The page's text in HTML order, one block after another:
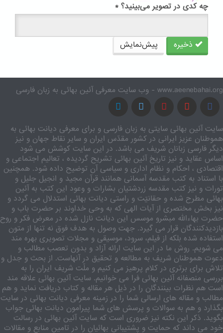
چه کدی در تصویر می‌بینید؟ *
ذخیره پیش‌نمایش
www.aeenebahai.org - وب سایت معرفی آئین بهائی به زبان فارسی
سایت آئین بهائی سایتی به زبان فارسی و برای معرفی دیانت بهائی به
هموطنان عزیز ایرانی در کشور مقدّس ایران و سایر نقاط جهان و نیز
دیگر فارسی زبانان شریف می باشد. در این سایت کوشش می شود
اساس عقاید و نیز تاریخ آئین بهائی تشریح گردیده ، تعالیم اجتماعی و
اقتصادی ، احکام و نظام اداری و سیاسی آن توضیح داده شود. همچنین
با استناد به کتب مقدسه آسمانی همانند قرآن مجید و انجیل جلیل و
تورات و نیز کتب مقدسه زردشتیان بشارات و وعود این کتب به آئین
بهائی مطرح شده و حقانیّت و راستی دیانت بهائی استدلال می گردد و
نیز بخش مختصری از آیات الهی که به وحی خداوند بر حضرت باب و
حضرت بهاءالله مبشرو موسس این دیانت نازل شده در معرض فکر و روح
بازدیدکنندگان قرار می گیرد. جهت وصول به هدف فوق نه تنها از متون
استفاده شده بلکه از فیلم، سرود، موسیقی و مجلات تصویری بهره مند
می شویم. روش ما در این سایت ارائه آزاد و بدون تعصب مطالب و
دعوت هموطنان شریف به مطالعه و تحقیق در آنهاست. از بحث و جدل و
تلاش برای برتری در کلام پرهیز می کنیم و ملّت شریف ایران را به
بررسی منصفانه آئین بهائی فرا می خوانیم. سایت آئین بهائی علاقه مند
است هم نظرات بینندگان را در ذیل هر مقاله و کتاب دریافت نماید و هم
مطالب و مقاله های ارسالی شما را در زمینه معرفی دیانت بهائی در سایت
بگذارد و هم به سوالات و پرسش های شما پیرامون دیانت بهائی جواب
بگوید. ذکر این نکته نیز ضروری است که سایت آئین بهائی در رسالت
خود می داند که حمایت و پشتیبانی بهائیان را در تامین منابع و مقالات